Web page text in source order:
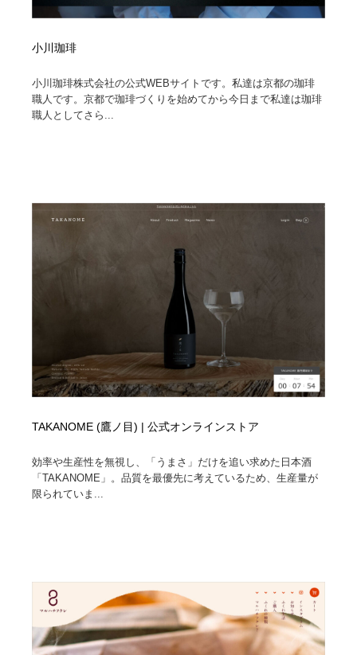
小川珈琲
小川珈琲株式会社の公式WEBサイトです。私達は京都の珈琲
職人です。京都で珈琲づくりを始めてから今日まで私達は珈琲
職人としてさら...
TAKANOME (鷹ノ目) | 公式オンラインストア
効率や生産性を無視し、「うまさ」だけを追い求めた日本酒
「TAKANOME」。品質を最優先に考えているため、生産量が
限られていま...